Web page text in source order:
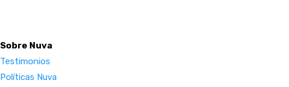
Sobre Nuva
Testimonios
Políticas Nuva